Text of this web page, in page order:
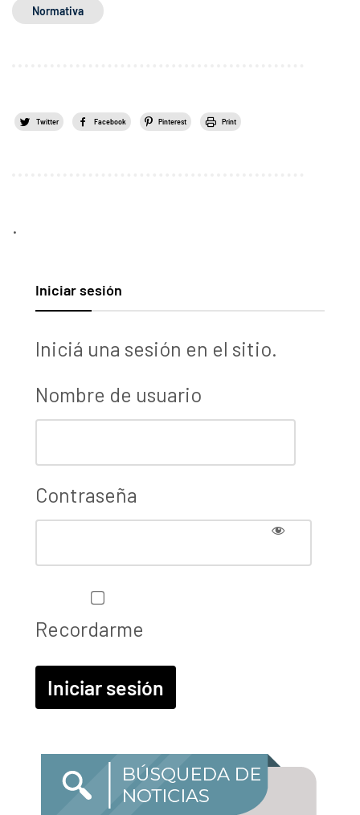
Normativa
Twitter Facebook Pinterest Print
.
Iniciar sesión
Iniciá una sesión en el sitio.
Nombre de usuario
Contraseña
Recordarme